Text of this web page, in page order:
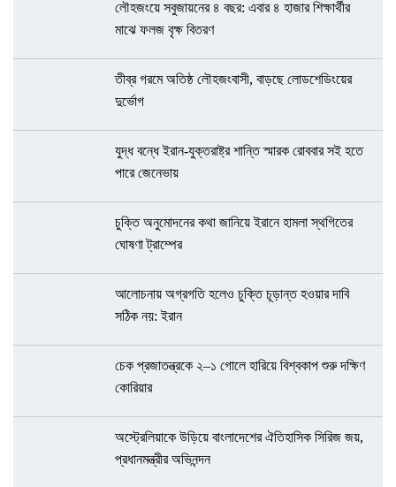
লৌহজংয়ে সবুজায়নের ৪ বছর: এবার ৪ হাজার শিক্ষার্থীর
মাঝে ফলজ বৃক্ষ বিতরণ
তীব্র গরমে অতিষ্ঠ লৌহজংবাসী, বাড়ছে লোডশেডিংয়ের
দুর্ভোগ
যুদ্ধ বন্ধে ইরান-যুক্তরাষ্ট্র শান্তি স্মারক রোববার সই হতে
পারে জেনেভায়
চুক্তি অনুমোদনের কথা জানিয়ে ইরানে হামলা স্থগিতের
ঘোষণা ট্রাম্পের
আলোচনায় অগ্রগতি হলেও চুক্তি চূড়ান্ত হওয়ার দাবি
সঠিক নয়: ইরান
চেক প্রজাতন্ত্রকে ২–১ গোলে হারিয়ে বিশ্বকাপ শুরু দক্ষিণ
কোরিয়ার
অস্ট্রেলিয়াকে উড়িয়ে বাংলাদেশের ঐতিহাসিক সিরিজ জয়,
প্রধানমন্ত্রীর অভিনন্দন